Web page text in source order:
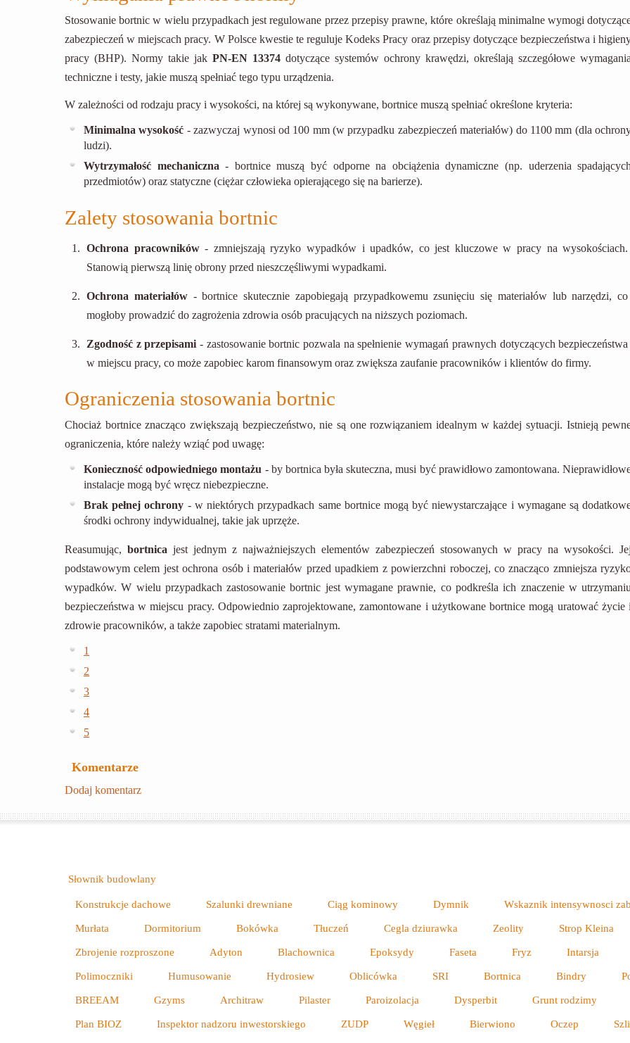
Stosowanie bortnic w wielu przypadkach jest regulowane przez przepisy prawne, które określają minimalne wymogi
zabezpieczeń w miejscach pracy. W Polsce kwestie te reguluje Kodeks Pracy oraz przepisy dotyczące bezpieczeństwa i
pracy (BHP). Normy takie jakPN-EN 13374 dotyczące systemów ochrony krawędzi, określają szczegółowe
techniczne i testy, jakie muszą spełniać tego typu urządzenia.
W zależności od rodzaju pracy i wysokości, na której są wykonywane, bortnice muszą spełniać określone kryteria:
Minimalna wysokość - zazwyczaj wynosi od 100 mm (w przypadku zabezpieczeń materiałów) do 1100 mm (dla
ludzi).
Wytrzymałość mechaniczna - bortnice muszą być odporne na obciążenia dynamiczne (np. uderzenia
przedmiotów) oraz statyczne (ciężar człowieka opierającego się na barierze).
Zalety stosowania bortnic
Ochrona pracowników- zmniejszają ryzyko wypadków i upadków, co jest kluczowe w pracy na wysokościach.
Stanowią pierwszą linię obrony przed nieszczęśliwymi wypadkami.
Ochrona materiałów- bortnice skutecznie zapobiegają przypadkowemu zsunięciu się materiałów lub narzędzi, co
mogłoby prowadzić do zagrożenia zdrowia osób pracujących na niższych poziomach.
Zgodność z przepisami - zastosowanie bortnic pozwala na spełnienie wymagań prawnych dotyczących bezpieczeństwa
w miejscu pracy, co może zapobiec karom finansowym oraz zwiększa zaufanie pracowników i klientów do firmy.
Ograniczenia stosowania bortnic
Chociaż bortnice znacząco zwiększają bezpieczeństwo, nie są one rozwiązaniem idealnym w każdej sytuacji. Istnieją
ograniczenia, które należy wziąć pod uwagę:
Konieczność odpowiedniego montażu - by bortnica była skuteczna, musi być prawidłowo zamontowana.
instalacje mogą być wręcz niebezpieczne.
Brak pełnej ochrony - w niektórych przypadkach same bortnice mogą być niewystarczające i wymagane są
środki ochrony indywidualnej, takie jak uprzęże.
Reasumując,bortnica jest jednym z najważniejszych elementów zabezpieczeń stosowanych w pracy na wysokości.
podstawowym celem jest ochrona osób i materiałów przed upadkiem z powierzchni roboczej, co znacząco zmniejsza
wypadków. W wielu przypadkach zastosowanie bortnic jest wymagane prawnie, co podkreśla ich znaczenie w
bezpieczeństwa w miejscu pracy. Odpowiednio zaprojektowane, zamontowane i użytkowane bortnice mogą uratować życie
zdrowie pracowników, a także zapobiec stratami materialnym.
1
2
3
4
5
Komentarze
Dodaj komentarz
Słownik budowlany
Konstrukcje dachowe Szalunki drewniane Ciąg kominowy Dymnik
Wskaznik intensywnosci
Murłata
Dormitorium Bokówka Tłuczeń Cegla dziurawka Zeolity
Strop Kleina
Zbrojenie rozproszone
Adyton Blachownica Epoksydy Faseta Fryz
Intarsja
Polimoczniki
Humusowanie Hydrosiew Oblicówka SRI Bortnica Bindry
BREEAM
Gzyms Architraw Pilaster Paroizolacja Dysperbit
Grunt rodzimy
Plan BIOZ
Inspektor nadzoru inwestorskiego ZUDP Węgieł Bierwiono Oczep